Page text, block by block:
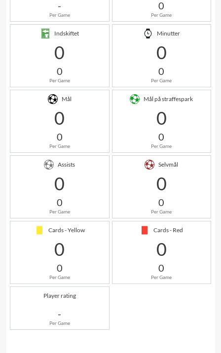
-
Per Game
0
Per Game
Indskiftet
0
0
Per Game
Minutter
0
0
Per Game
Mål
0
0
Per Game
Mål på straffespark
0
0
Per Game
Assists
0
0
Per Game
Selvmål
0
0
Per Game
Cards - Yellow
0
0
Per Game
Cards - Red
0
0
Per Game
Player rating
-
Per Game